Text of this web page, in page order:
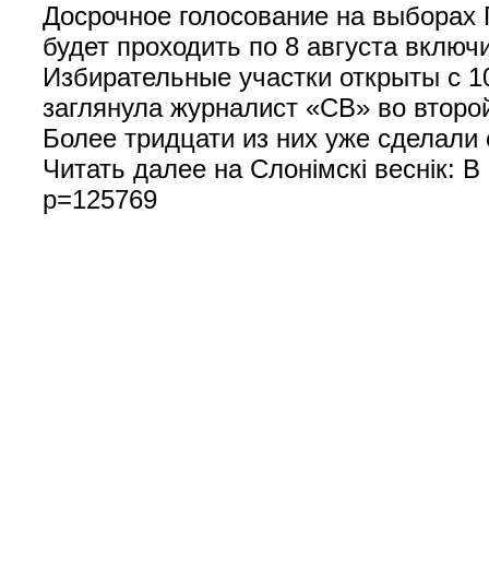
Досрочное голосование на выборах
будет проходить по 8 августа
Избирательные участки открыты с
заглянула журналист «СВ» во
Более тридцати из них уже
Читать далее на Слонімскі веснік:
p=125769